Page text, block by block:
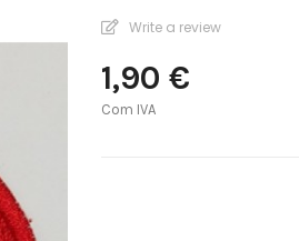
Write a review
1,90 €
Com IVA